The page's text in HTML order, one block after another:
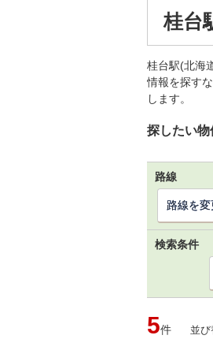
桂台
桂台駅(北海
情報を探す
します。
探したい
路線
路線を
検索条件
5件 並び